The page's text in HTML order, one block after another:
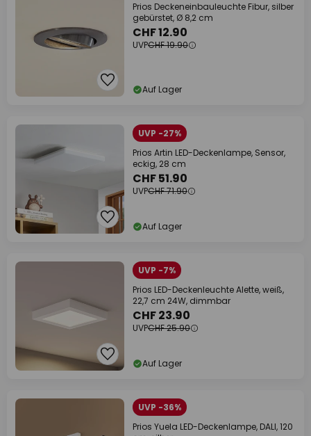
Prios Deckeneinbauleuchte Fibur, silber
gebürstet, Ø 8,2 cm
CHF 12.90
UVPCHF 19.90
Auf Lager
UVP -27%
Prios Artin LED-Deckenlampe, Sensor,
eckig, 28 cm
CHF 51.90
UVPCHF 71.90
Auf Lager
UVP -7%
Prios LED-Deckenleuchte Alette, weiß,
22,7 cm 24W, dimmbar
CHF 23.90
UVPCHF 25.90
Auf Lager
UVP -36%
Prios Yuela LED-Deckenlampe, DALI, 120